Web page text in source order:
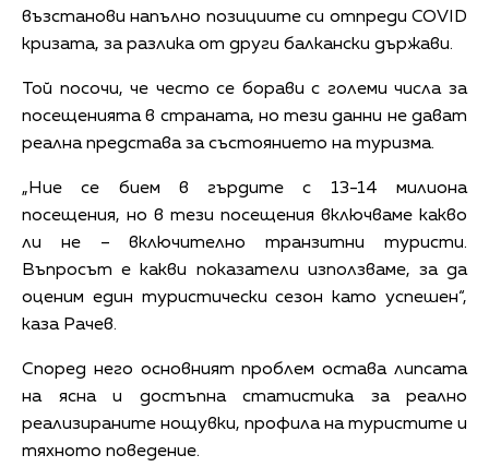
възстанови напълно позициите си отпреди COVID
кризата, за разлика от други балкански държави.
Той посочи, че често се борави с големи числа за
посещенията в страната, но тези данни не дават
реална представа за състоянието на туризма.
„Ние се бием в гърдите с 13-14 милиона
посещения, но в тези посещения включваме какво
ли не – включително транзитни туристи.
Въпросът е какви показатели използваме, за да
оценим един туристически сезон като успешен“,
каза Рачев.
Според него основният проблем остава липсата
на ясна и достъпна статистика за реално
реализираните нощувки, профила на туристите и
тяхното поведение.